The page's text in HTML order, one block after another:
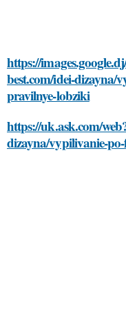
https://
best.com/idei-
pravilnye-lobziki
https://uk.ask.com/
dizayna/vypilivanie-